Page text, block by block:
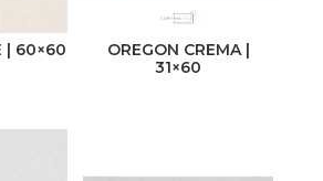
| 60×60
OREGON CREMA |
31×60